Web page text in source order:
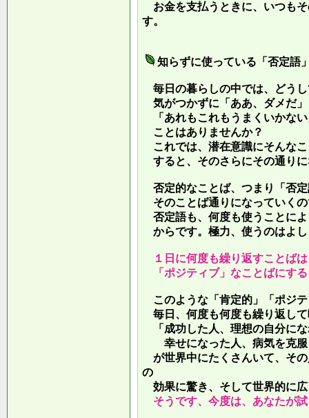
お金を支払うときに、いつも
す。
知らずに使っている「否定語
毎日の暮らしの中では、どう
気がつかずに「ああ、ダメだ
「あれもこれもうまくいかな
ことはありませんか？
これでは、潜在意識にそんな
すると、そのさらにその通り
否定的なことば、つまり「否
そのことば通りになっていく
否定語も、何度も使うことに
からです。極力、使うのはよ
１日に何度も繰り返すことば
「ポジティブ」なことばにす
このような「肯定的」「ポジ
毎日、何度も何度も繰り返し
「成功した人、理想の自分に
幸せになった人、病気を克服
が世界中にたくさんいて、そ
の
効果に驚き、そして世界的に
そうです、今度は、あなたが